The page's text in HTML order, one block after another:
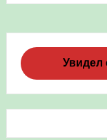
Увидел